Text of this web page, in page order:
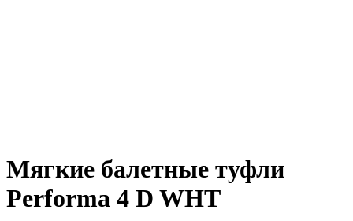
Мягкие балетные туфли
Performa 4 D WHT